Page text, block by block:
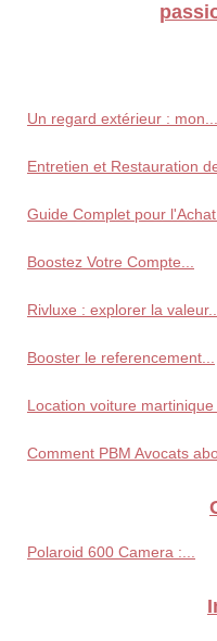
Un regard extérieur : mon...
Entretien et Restauration
Guide Complet pour
Boostez Votre Compte...
Rivluxe : explorer la
Booster le referencement...
Location voiture martinique
Comment PBM Avocats
Polaroid 600 Camera :...